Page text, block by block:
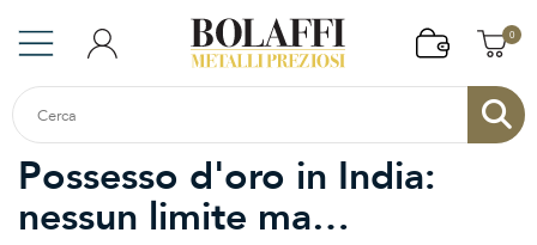
0
Possesso d'oro in India:
nessun limite ma…